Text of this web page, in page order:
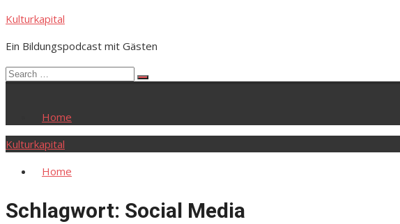
Skip
content
Kulturkapital
Ein Bildungspodcast mit Gästen
Search
Search
Home
Kulturkapital
Home
Schlagwort: Social Media